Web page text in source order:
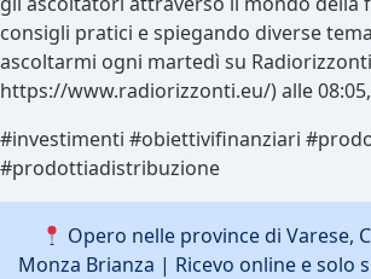
consigli pratici e spiegando diverse
ascoltarmi ogni martedì su
https://www.radiorizzonti.eu/) alle 08:05,
#investimenti #obiettivifinanziari
#prodottiadistribuzione
Opero nelle province di Varese,
Monza Brianza | Ricevo online e solo